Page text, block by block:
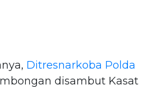
Ditresnarkoba Polda
disambut Kasat